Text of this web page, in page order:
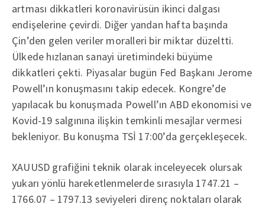
artması dikkatleri koronavirüsün ikinci dalgası
endişelerine çevirdi. Diğer yandan hafta başında
Çin’den gelen veriler moralleri bir miktar düzeltti.
Ülkede hızlanan sanayi üretimindeki büyüme
dikkatleri çekti. Piyasalar bugün Fed Başkanı Jerome
Powell’ın konuşmasını takip edecek. Kongre’de
yapılacak bu konuşmada Powell’ın ABD ekonomisi ve
Kovid-19 salgınına ilişkin temkinli mesajlar vermesi
bekleniyor. Bu konuşma TSİ 17:00’da gerçekleşecek.
XAUUSD grafiğini teknik olarak inceleyecek olursak
yukarı yönlü hareketlenmelerde sırasıyla 1747.21 –
1766.07 – 1797.13 seviyeleri direnç noktaları olarak